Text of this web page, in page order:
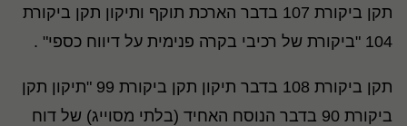
תקן ביקורת 107 בדבר הארכת תוקף ותיקון תקן ביקורת
104 "ביקורת של רכיבי בקרה פנימית על דיווח כספי" .
תקן ביקורת 108 בדבר תיקון תקן ביקורת 99 "תיקון תקן
ביקורת 90 בדבר הנוסח האחיד (בלתי מסוייג) של דוח